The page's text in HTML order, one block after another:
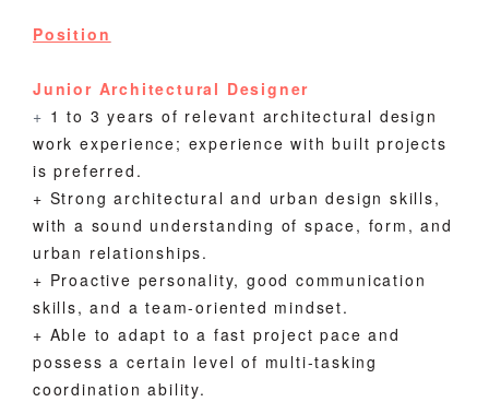
Position
Junior Architectural Designer
+ 1 to 3 years of relevant architectural design
work experience; experience with built projects
is preferred.
+ Strong architectu ral and urban design skills,
with a sound understanding of space, form, and
urban relationships.
+ Proactive personality, good communication
skills, and a team-oriented mindset.
+ Able to adapt to a fast project pace and
possess a certain level of multi-tasking
coordination ability.